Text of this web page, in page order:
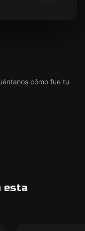
cómo fue tu
esta